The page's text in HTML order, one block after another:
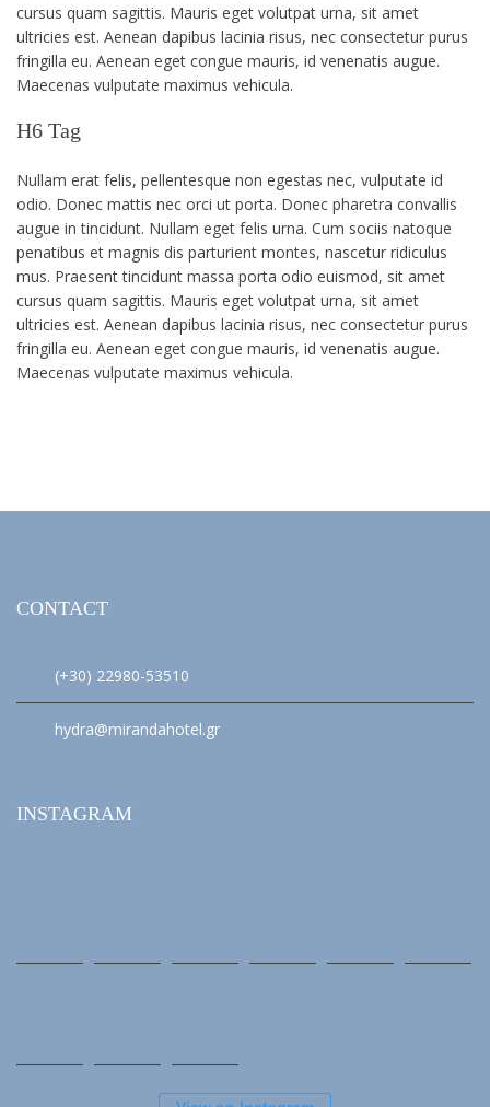
cursus quam sagittis. Mauris eget volutpat urna, sit amet
ultricies est. Aenean dapibus lacinia risus, nec consectetur purus
fringilla eu. Aenean eget congue mauris, id venenatis augue.
Maecenas vulputate maximus vehicula.
H6 Tag
Nullam erat felis, pellentesque non egestas nec, vulputate id
odio. Donec mattis nec orci ut porta. Donec pharetra convallis
augue in tincidunt. Nullam eget felis urna. Cum sociis natoque
penatibus et magnis dis parturient montes, nascetur ridiculus
mus. Praesent tincidunt massa porta odio euismod, sit amet
cursus quam sagittis. Mauris eget volutpat urna, sit amet
ultricies est. Aenean dapibus lacinia risus, nec consectetur purus
fringilla eu. Aenean eget congue mauris, id venenatis augue.
Maecenas vulputate maximus vehicula.
CONTACT
(+30) 22980-53510
hydra@mirandahotel.gr
INSTAGRAM